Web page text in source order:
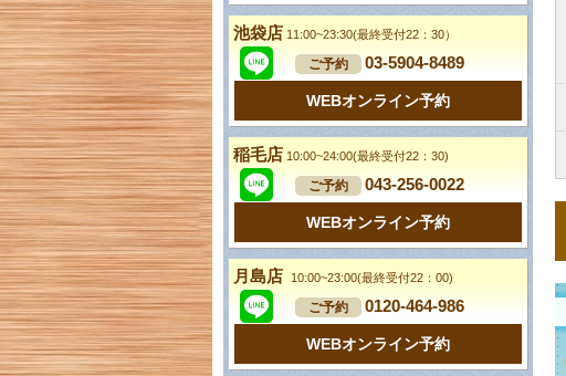
池袋店 11:00~23:30(最終受付22：30）
ご予約 03-5904-8489
WEBオンライン予約
稲毛店 10:00~24:00(最終受付22：30)
ご予約 043-256-0022
WEBオンライン予約
月島店 10:00~23:00(最終受付22：00)
ご予約 0120-464-986
WEBオンライン予約